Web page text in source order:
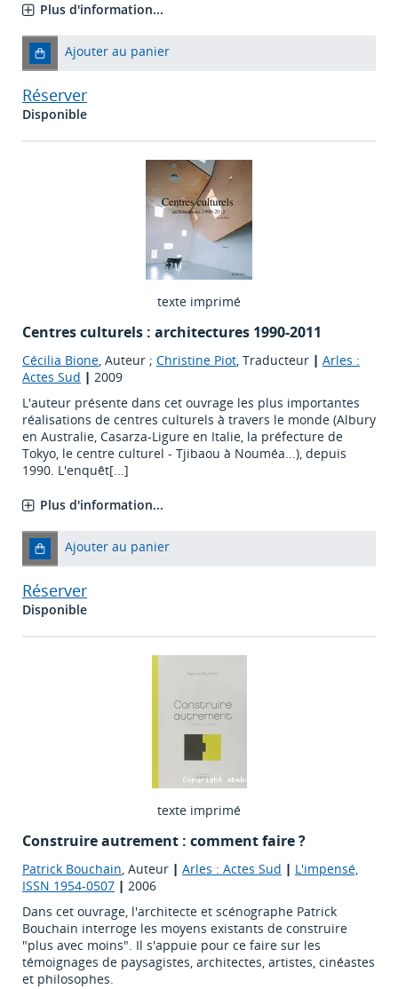
Plus d'information...
Ajouter au panier
Réserver
Disponible
texte imprimé
Centres culturels : architectures 1990-2011
Cécilia Bione, Auteur ; Christine Piot, Traducteur | Arles :
Actes Sud | 2009
L'auteur présente dans cet ouvrage les plus importantes
réalisations de centres culturels à travers le monde (Albury
en Australie, Casarza-Ligure en Italie, la préfecture de
Tokyo, le centre culturel - Tjibaou à Nouméa...), depuis
1990. L'enquêt[...]
Plus d'information...
Ajouter au panier
Réserver
Disponible
texte imprimé
Construire autrement : comment faire ?
Patrick Bouchain, Auteur | Arles : Actes Sud | L'impensé,
ISSN 1954-0507 | 2006
Dans cet ouvrage, l'architecte et scénographe Patrick
Bouchain interroge les moyens existants de construire
"plus avec moins". Il s'appuie pour ce faire sur les
témoignages de paysagistes, architectes, artistes, cinéastes
et philosophes.